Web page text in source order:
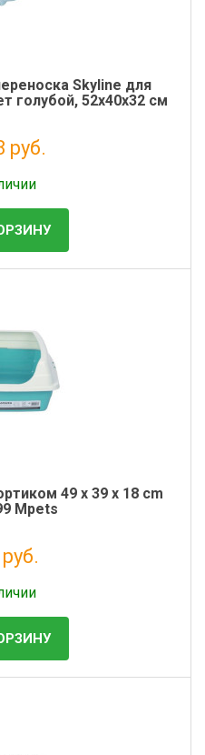
Skyline для
голубой, 52x40x32 см
руб.
49 x 39 x 18 cm
Mpets